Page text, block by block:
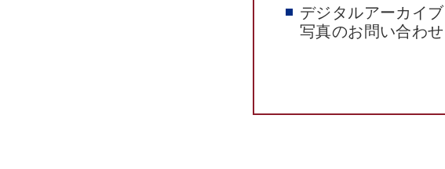
デジタルアーカイブ
写真のお問い合わせ